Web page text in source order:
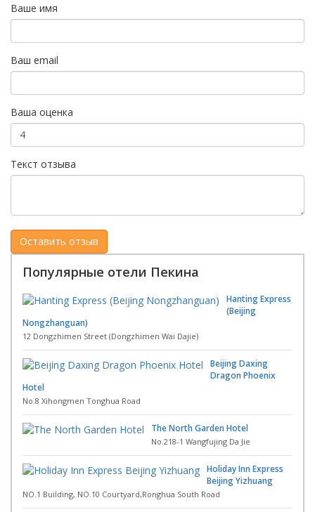
Ваше имя
Ваш email
Ваша оценка
Текст отзыва
Популярные отели Пекина
Hanting Express
(Beijing
Nongzhanguan)
12 Dongzhimen Street (Dongzhimen Wai Dajie)
Beijing Daxing
Dragon Phoenix
Hotel
No.8 Xihongmen Tonghua Road
The North Garden Hotel
No.218-1 Wangfujing Da Jie
Holiday Inn Express
Beijing Yizhuang
NO.1 Building, NO.10 Courtyard,Ronghua South Road